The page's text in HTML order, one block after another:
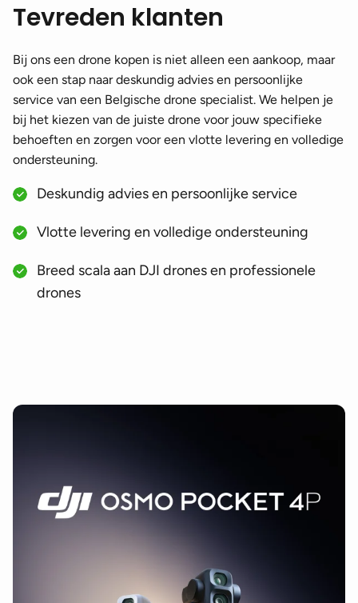
Tevreden klanten
Bij ons een drone kopen is niet alleen een aankoop, maar
ook een stap naar deskundig advies en persoonlijke
service van een Belgische drone specialist. We helpen je
bij het kiezen van de juiste drone voor jouw specifieke
behoeften en zorgen voor een vlotte levering en volledige
ondersteuning.
Deskundig advies en persoonlijke service
Vlotte levering en volledige ondersteuning
Breed scala aan DJI drones en professionele
drones